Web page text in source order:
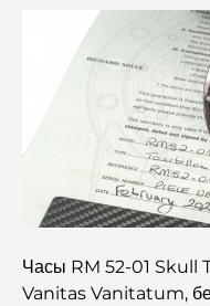
Пляжные клубы
путеводитель на
Итальянские
самом сердце
Топ-7
фитнес на высшем
Полное
Палм-Джумейра
Часы RM 52-01 Skull
Vanitas Vanitatum,